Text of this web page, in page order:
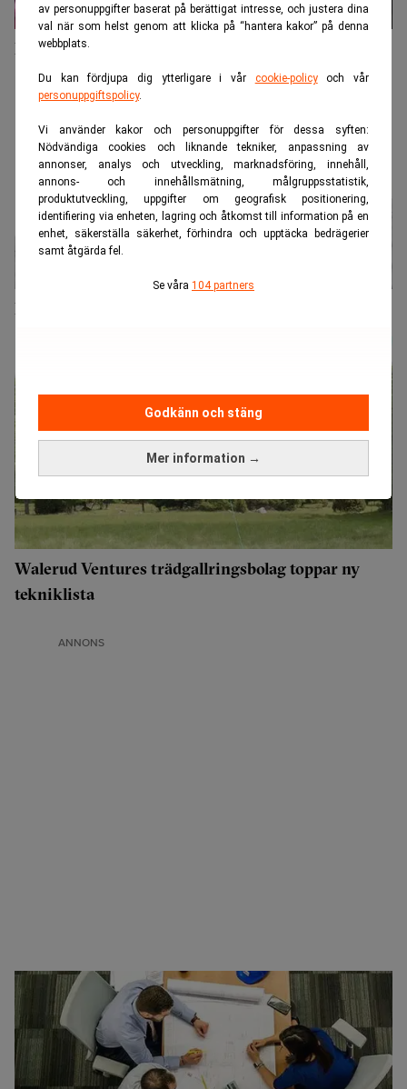
av personuppgifter baserat på berättigat intresse, och justera dina
val när som helst genom att klicka på “hantera kakor” på denna
webbplats.
Du kan fördjupa dig ytterligare i vår cookie-policyoch vår
personuppgiftspolicy.
Vi använder kakor och personuppgifter för dessa syften:
Nödvändiga cookies och liknande tekniker, anpassning av
annonser, analys och utveckling, marknadsföring, innehåll,
annons- och innehållsmätning, målgruppsstatistik,
produktutveckling, uppgifter om geografisk positionering,
identifiering via enheten, lagring och åtkomst till information på en
enhet, säkerställa säkerhet, förhindra och upptäcka bedrägerier
samt åtgärda fel.
Se våra 104 partners
Mer information →
Godkänn och stäng
EU: Vi måste godkänna Nvidias köp
Exklusiv klubb för investerare – till ett saftigt pris
Walerud Ventures trädgallringsbolag toppar ny
tekniklista
ANNONS